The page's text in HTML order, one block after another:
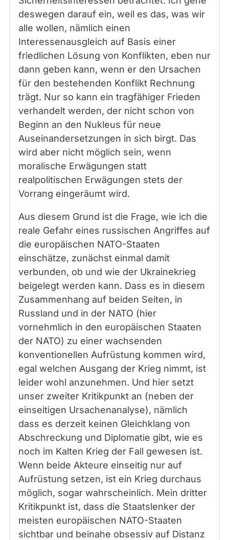
deswegen darauf ein, weil es das, was wir
alle wollen, nämlich einen
Interessenausgleich auf Basis einer
friedlichen Lösung von Konflikten, eben nur
dann geben kann, wenn er den Ursachen
für den bestehenden Konflikt Rechnung
trägt. Nur so kann ein tragfähiger Frieden
verhandelt werden, der nicht schon von
Beginn an den Nukleus für neue
Auseinandersetzungen in sich birgt. Das
wird aber nicht möglich sein, wenn
moralische Erwägungen statt
realpolitischen Erwägungen stets der
Vorrang eingeräumt wird.
Aus diesem Grund ist die Frage, wie ich die
reale Gefahr eines russischen Angriffes auf
die europäischen NATO-Staaten
einschätze, zunächst einmal damit
verbunden, ob und wie der Ukrainekrieg
beigelegt werden kann. Dass es in diesem
Zusammenhang auf beiden Seiten, in
Russland und in der NATO (hier
vornehmlich in den europäischen Staaten
der NATO) zu einer wachsenden
konventionellen Aufrüstung kommen wird,
egal welchen Ausgang der Krieg nimmt, ist
leider wohl anzunehmen. Und hier setzt
unser zweiter Kritikpunkt an (neben der
einseitigen Ursachenanalyse), nämlich
dass es derzeit keinen Gleichklang von
Abschreckung und Diplomatie gibt, wie es
noch im Kalten Krieg der Fall gewesen ist.
Wenn beide Akteure einseitig nur auf
Aufrüstung setzen, ist ein Krieg durchaus
möglich, sogar wahrscheinlich. Mein dritter
Kritikpunkt ist, dass die Staatslenker der
meisten europäischen NATO-Staaten
sichtbar und beinahe obsessiv auf Distanz